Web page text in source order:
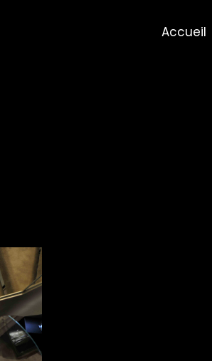
Accueil